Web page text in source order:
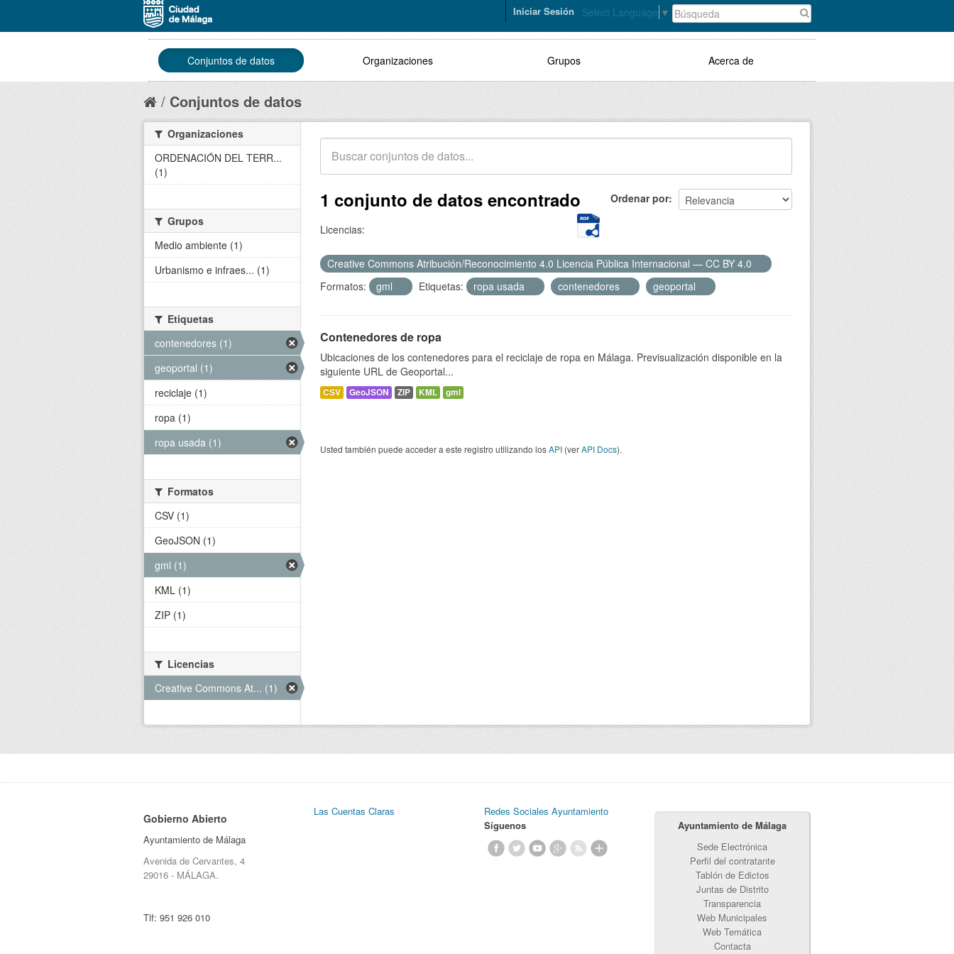
Select Language ▼
Iniciar Sesión
Conjuntos de datos Organizaciones Grupos Acerca de
Conjuntos de datos
Ordenar por
1 conjunto de datos encontrado
Licencias:
Creative Commons Atribución/Reconocimiento 4.0 Licencia Pública Internacional — CC BY 4.0
Formatos:
gml Etiquetas: ropa usada contenedores geoportal
Contenedores de ropa
Ubicaciones de los contenedores para el reciclaje de ropa en Málaga. Previsualización disponible en la
siguiente URL de Geoportal...
CSV GeoJSON ZIP KML gml
Usted también puede acceder a este registro utilizando losAPI (verAPI Docs).
Organizaciones
ORDENACIÓN DEL TERR...
(1)
Grupos
Medio ambiente (1)
Urbanismo e infraes... (1)
Etiquetas
contenedores (1)
geoportal (1)
reciclaje (1)
ropa (1)
ropa usada (1)
Formatos
CSV (1)
GeoJSON (1)
gml (1)
KML (1)
ZIP (1)
Licencias
Creative Commons At... (1)
Gobierno Abierto
Ayuntamiento de Málaga
Avenida de Cervantes, 4
29016 - MÁLAGA.
Tlf: 951 926 010
Las Cuentas Claras
Redes Sociales Ayuntamiento
Síguenos
Ayuntamiento de Málaga
Sede Electrónica
Perfil del contratante
Tablón de Edictos
Juntas de Distrito
Transparencia
Web Municipales
Web Temática
Contacta